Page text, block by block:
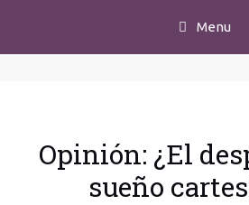
Menu
Opinión: ¿El
sueño